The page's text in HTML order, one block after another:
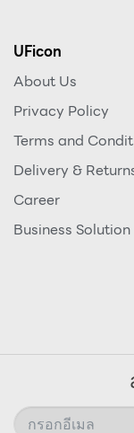
UFicon
About Us
Privacy Policy
Terms and
Delivery &
Career
Business Solution